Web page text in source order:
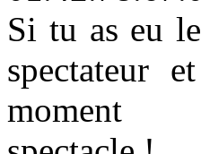
Si tu as eu
spectateur